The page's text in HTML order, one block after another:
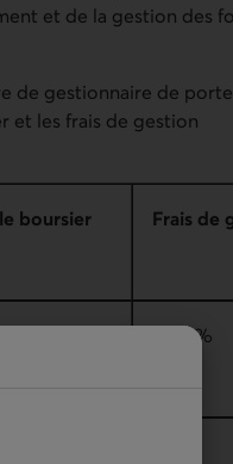
et de la gestion des
de gestionnaire de
et les frais de gestion
boursier
Frais de
0,20 %